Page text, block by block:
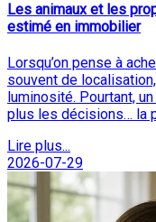
Les animaux et les
estimé en immobilier
Lorsqu’on pense à
souvent de
luminosité. Pourtant,
plus les décisions… la
Lire plus...
2026-07-29